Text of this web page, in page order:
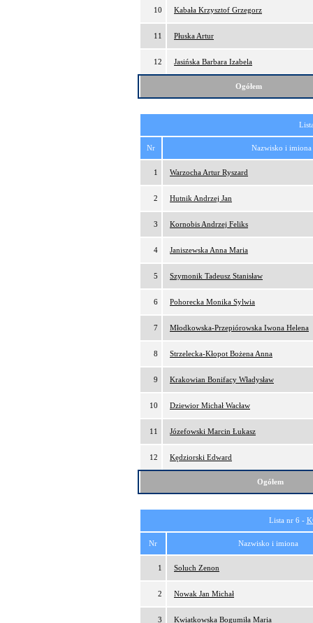
10 Kabała Krzysztof Grzegorz
11 Płuska Artur
12 Jasińska Barbara Izabela
Ogółem
Nr Nazwisko i imiona
1 Warzocha Artur Ryszard
2 Hutnik Andrzej Jan
3 Kornobis Andrzej Feliks
4 Janiszewska Anna Maria
5 Szymonik Tadeusz Stanisław
6 Pohorecka Monika Sylwia
7 Młodkowska-Przepiórowska Iwona Helena
8 Strzelecka-Kłopot Bożena Anna
9 Krakowian Bonifacy Władysław
10 Dziewior Michał Wacław
11 Józefowski Marcin Łukasz
12 Kędziorski Edward
Ogółem
Lista nr 6 -
Nr Nazwisko i imiona
1 Soluch Zenon
2 Nowak Jan Michał
3 Kwiatkowska Bogumiła Maria